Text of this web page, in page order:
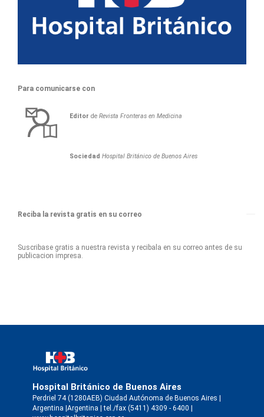
Para comunicarse con
Editor deRevista Fronteras en Medicina
Sociedad Hospital Británico de Buenos Aires
Reciba la revista gratis en su correo
Suscribase gratis a nuestra revista y recibala en su correo antes de su
publicacion impresa.
Hospital Británico de Buenos Aires
Perdriel 74 (1280AEB) Ciudad Autónoma de Buenos Aires |
Argentina |Argentina | tel./fax (5411) 4309 - 6400 |